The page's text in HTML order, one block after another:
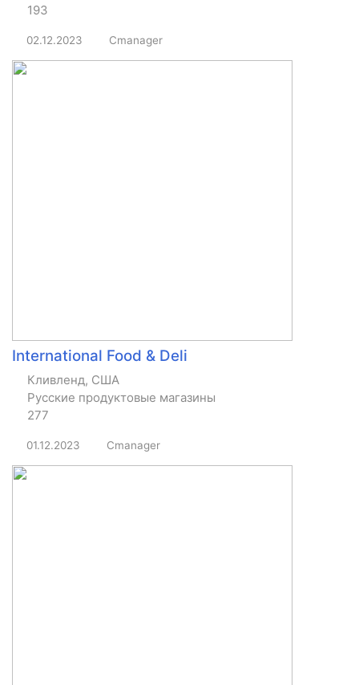
193
02.12.2023 Cmanager
International Food & Deli
Кливленд, США
Русские продуктовые магазины
277
01.12.2023 Cmanager